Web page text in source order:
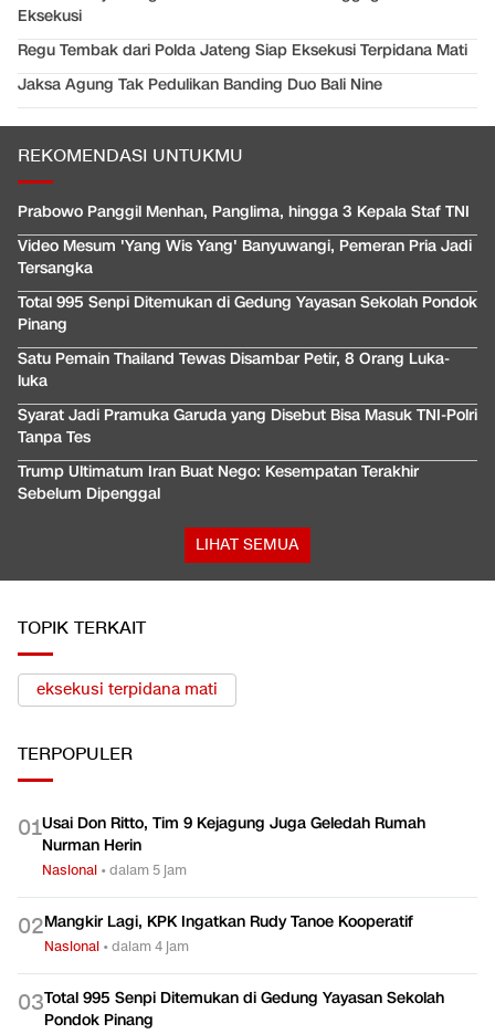
Eksekusi
Regu Tembak dari Polda Jateng Siap Eksekusi Terpidana Mati
Jaksa Agung Tak Pedulikan Banding Duo Bali Nine
REKOMENDASI UNTUKMU
Prabowo Panggil Menhan, Panglima, hingga 3 Kepala Staf TNI
Video Mesum 'Yang Wis Yang' Banyuwangi, Pemeran Pria Jadi
Tersangka
Total 995 Senpi Ditemukan di Gedung Yayasan Sekolah Pondok
Pinang
Satu Pemain Thailand Tewas Disambar Petir, 8 Orang Luka-
luka
Syarat Jadi Pramuka Garuda yang Disebut Bisa Masuk TNI-Polri
Tanpa Tes
Trump Ultimatum Iran Buat Nego: Kesempatan Terakhir
Sebelum Dipenggal
LIHAT SEMUA
TOPIK TERKAIT
eksekusi terpidana mati
TERPOPULER
01Usai Don Ritto, Tim 9 Kejagung Juga Geledah Rumah
Nurman Herin
Nasional •dalam 5 jam
02Mangkir Lagi, KPK Ingatkan Rudy Tanoe Kooperatif
Nasional •dalam 4 jam
03Total 995 Senpi Ditemukan di Gedung Yayasan Sekolah
Pondok Pinang